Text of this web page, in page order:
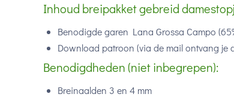
Inhoud breipakket gebreid
Benodigde garen Lana Grossa Campo (
Download patroon (via de mail ontvang je
Benodigdheden (niet inbegrepen):
Breinaalden 3 en 4 mm